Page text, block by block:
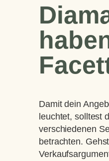
Damit dein
leuchtet, solltest
verschiedenen
betrachten.